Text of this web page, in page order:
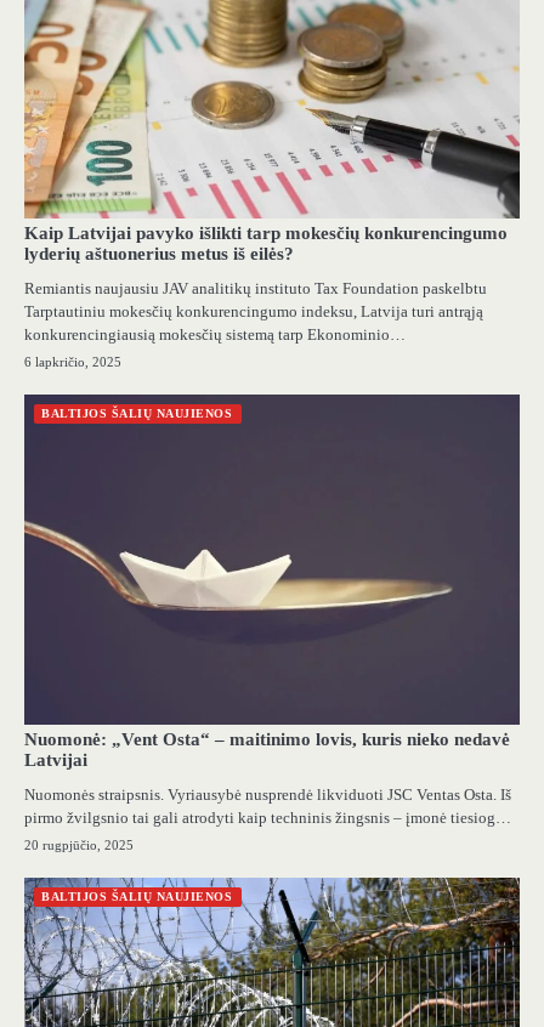
Kaip Latvijai pavyko išlikti tarp mokesčių konkurencingumo
lyderių aštuonerius metus iš eilės?
Remiantis naujausiu JAV analitikų instituto Tax Foundation paskelbtu
Tarptautiniu mokesčių konkurencingumo indeksu, Latvija turi antrąją
konkurencingiausią mokesčių sistemą tarp Ekonominio…
6 lapkričio, 2025
BALTIJOS ŠALIŲ NAUJIENOS
Nuomonė: „Vent Osta“ – maitinimo lovis, kuris nieko nedavė
Latvijai
Nuomonės straipsnis. Vyriausybė nusprendė likviduoti JSC Ventas Osta. Iš
pirmo žvilgsnio tai gali atrodyti kaip techninis žingsnis – įmonė tiesiog…
20 rugpjūčio, 2025
BALTIJOS ŠALIŲ NAUJIENOS